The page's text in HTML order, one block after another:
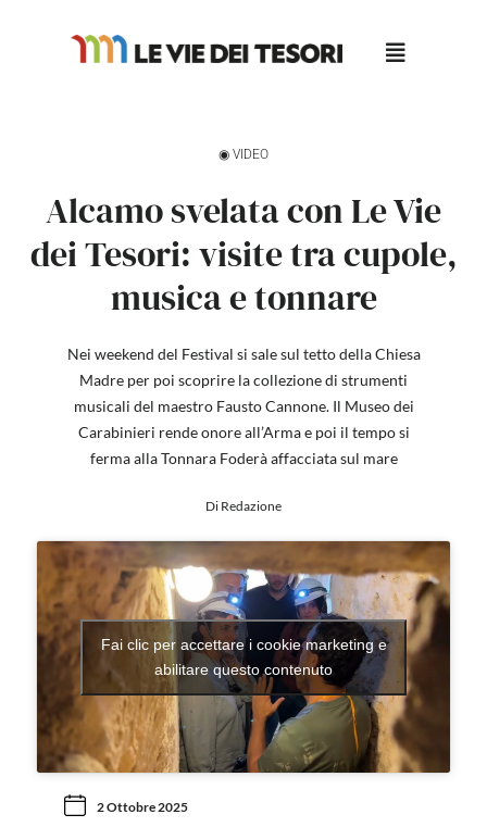
◉ VIDEO
Alcamo svelata con Le Vie
dei Tesori: visite tra cupole,
musica e tonnare
Nei weekend del Festival si sale sul tetto della Chiesa
Madre per poi scoprire la collezione di strumenti
musicali del maestro Fausto Cannone. Il Museo dei
Carabinieri rende onore all’Arma e poi il tempo si
ferma alla Tonnara Foderà affacciata sul mare
Di Redazione
Fai clic per accettare i cookie marketing e
abilitare questo contenuto
2 Ottobre 2025